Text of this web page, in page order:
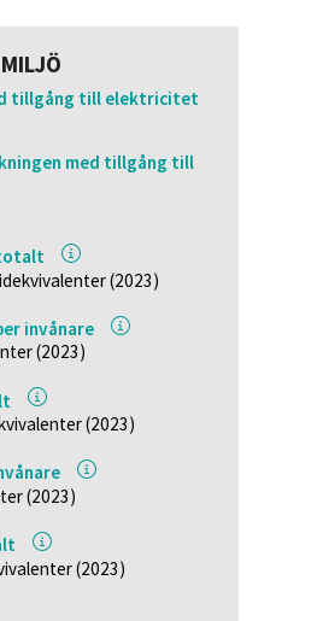
tillgång till elektricitet
med tillgång till
(2023)
invånare
(2023)
(2023)
(2023)
(2023)